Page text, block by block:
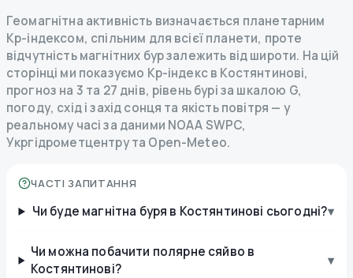
Геомагнітна активність визначається планетарним
Kp-індексом, спільним для всієї планети, проте
відчутність магнітних бур залежить від широти. На цій
сторінці ми показуємо Kp-індекс в Костянтинові,
прогноз на 3 та 27 днів, рівень бурі за шкалою G,
погоду, схід і захід сонця та якість повітря — у
реальному часі за даними NOAA SWPC,
Укргідрометцентру та Open-Meteo.
ЧАСТІ ЗАПИТАННЯ
Чи буде магнітна буря в Костянтинові сьогодні?▾
Чи можна побачити полярне сяйво в
Костянтинові?
▾